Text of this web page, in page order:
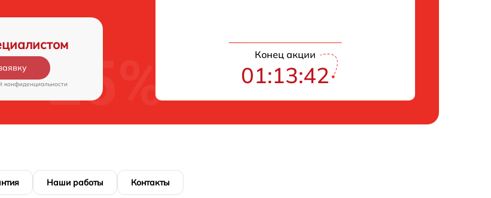
конфиденциальности
Конец акции
01:13:41
Наши работы Контакты